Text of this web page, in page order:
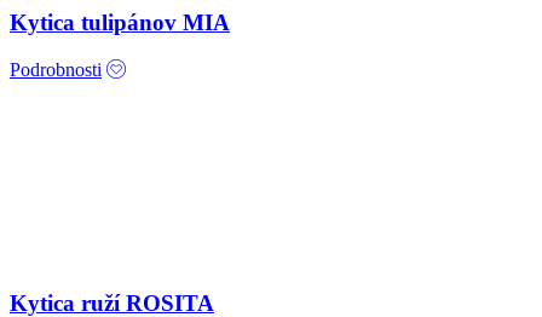
Kytica tulipánov MIA
Podrobnosti
Kytica ruží ROSITA